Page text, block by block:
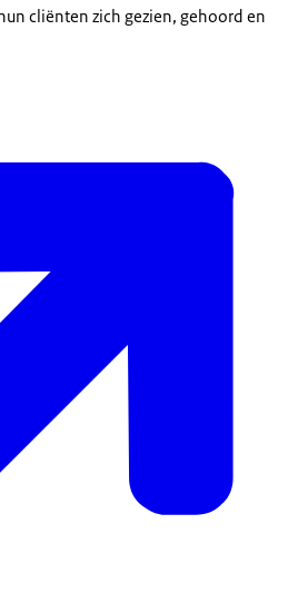
cliënten zich gezien, gehoord en